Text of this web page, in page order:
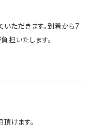
ただきます。到着から7
担いたします。
けます。